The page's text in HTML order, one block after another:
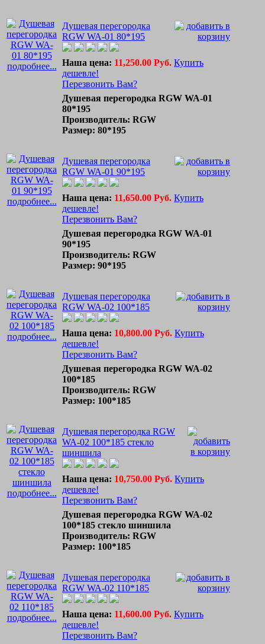
подробнее...
Душевая перегородка
RGW WA-01 80*195
Наша цена: 11,250.00 Руб. Купить
дешевле!
Перезвонить Вам?
Душевая перегородка RGW WA-01
80*195
Производитель: RGW
Размер: 80*195
подробнее...
Душевая перегородка
RGW WA-01 90*195
Наша цена: 11,650.00 Руб. Купить
дешевле!
Перезвонить Вам?
Душевая перегородка RGW WA-01
90*195
Производитель: RGW
Размер: 90*195
подробнее...
Душевая перегородка
RGW WA-02 100*185
Наша цена: 10,800.00 Руб. Купить
дешевле!
Перезвонить Вам?
Душевая перегородка RGW WA-02
100*185
Производитель: RGW
Размер: 100*185
подробнее...
Душевая перегородка RGW
WA-02 100*185 стекло
шиншила
Наша цена: 10,750.00 Руб. Купить
дешевле!
Перезвонить Вам?
Душевая перегородка RGW WA-02
100*185 стекло шиншила
Производитель: RGW
Размер: 100*185
подробнее...
Душевая перегородка
RGW WA-02 110*185
Наша цена: 11,600.00 Руб. Купить
дешевле!
Перезвонить Вам?